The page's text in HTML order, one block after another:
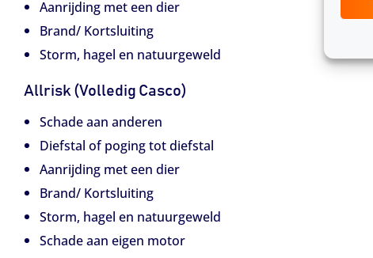
Aanrijding met een dier
Brand/ Kortsluiting
Storm, hagel en natuurgeweld
Allrisk (Volledig Casco)
Schade aan anderen
Diefstal of poging tot diefstal
Aanrijding met een dier
Brand/ Kortsluiting
Storm, hagel en natuurgeweld
Schade aan eigen motor